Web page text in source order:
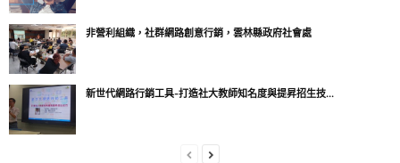
非營利組織，社群網路創意行銷，雲林縣政府社會處
新世代網路行銷工具-打造社大教師知名度與提昇招生技...